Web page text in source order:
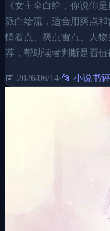
《女主全白给，你说你
派白给流，适合用爽点
情看点、爽点雷点、人
荐，帮助读者判断是否值
📅 2026/06/14·📂 小说书评